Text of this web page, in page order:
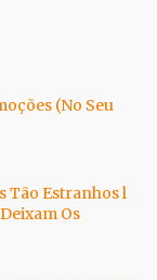
(No Seu
Tão Estranhos l
Os